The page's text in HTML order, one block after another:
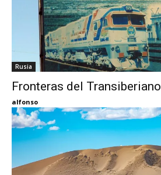
Rusia
Fronteras del Transiberiano
alfonso